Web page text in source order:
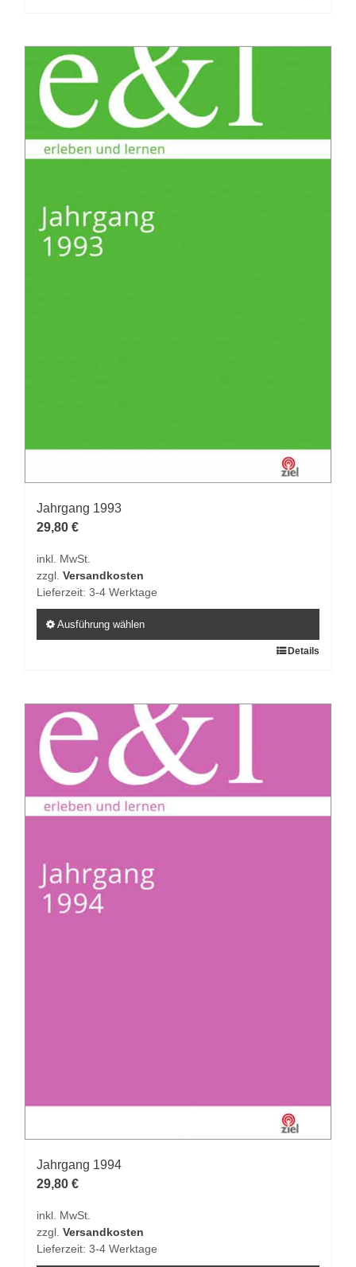
mehrere
Varianten
auf.
Die
Optionen
können
Produktseite
gewählt
werden
Jahrgang 1993
29,80 €
inkl. MwSt.
zzgl. Versandkosten
Lieferzeit: 3-4 Werktage
Ausführung wählen
mehrere
Varianten
auf.
Die
Optionen
können
Produktseite
gewählt
werden
Details
Jahrgang 1994
29,80 €
inkl. MwSt.
zzgl. Versandkosten
Lieferzeit: 3-4 Werktage